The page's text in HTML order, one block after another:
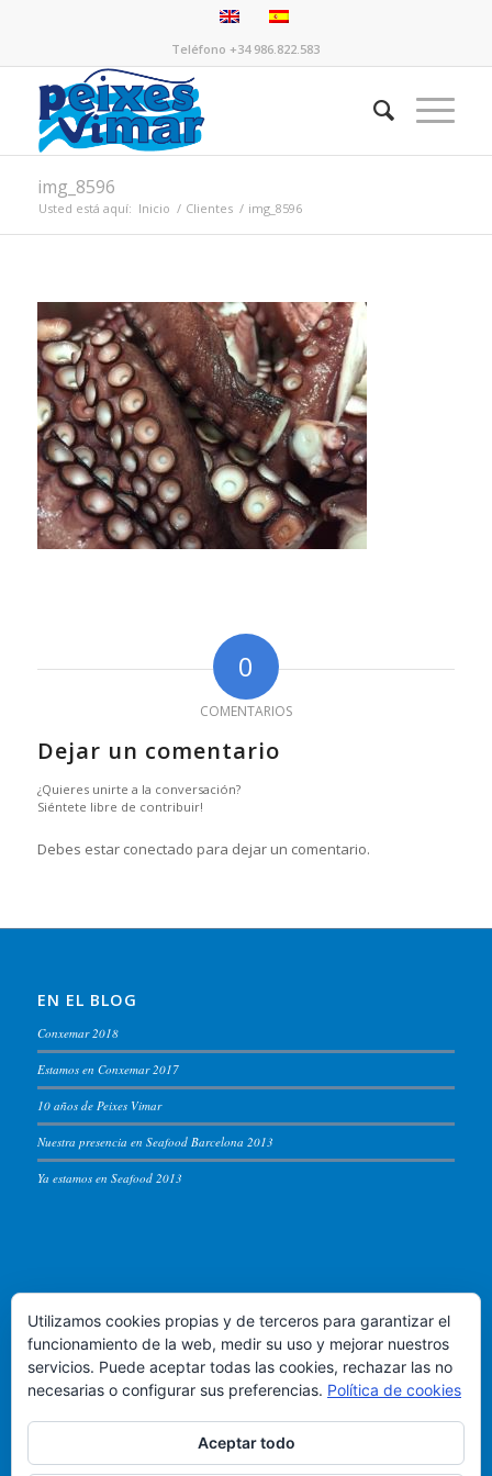
Teléfono +34 986.822.583
img_8596
Usted está aquí: Inicio / Clientes / img_8596
0
COMENTARIOS
Dejar un comentario
¿Quieres unirte a la conversación?
Siéntete libre de contribuir!
Debes estar conectado para dejar un comentario.
EN EL BLOG
Conxemar 2018
Estamos en Conxemar 2017
10 años de Peixes Vimar
Nuestra presencia en Seafood Barcelona 2013
Ya estamos en Seafood 2013
Puerto de Vigo, lonja de altura - Almacen 54
Teléfono +34 986.822.583
Utilizamos cookies propias y de terceros para garantizar el
funcionamiento de la web, medir su uso y mejorar nuestros
servicios. Puede aceptar todas las cookies, rechazar las no
necesarias o configurar sus preferencias. Política de cookies
Aceptar todo